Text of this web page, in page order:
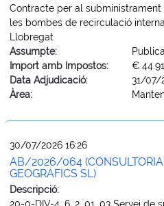
Contracte per al
les bombes de recirculació
Llobregat
Assumpte:
Import amb Impostos:
€
Data Adjudicació:
31/07/
Àrea:
30/07/2026 16:26
AB/2026/064
GEOGRAFICS SL)
Descripció: